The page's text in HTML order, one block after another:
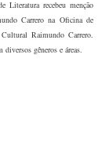
recebeu menção
Carrero na Oficina de
Raimundo Carrero.
gêneros e áreas.